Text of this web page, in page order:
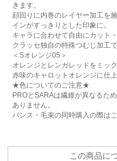
きます。
顔回りに内巻のレイヤー加工を
インがすっきりとした印象に。
キャラに合わせて自由にカット
クラッセ独自の特殊つむじ加工
＜Sオレンジ05＞
オレンジとレンガレッドをミック
赤味のキャロットオレンジに仕上
★色についてのご注意★
PROとSARAは繊維が異なるた
ありません。
バンス・毛束の同時購入の際は
この商品に